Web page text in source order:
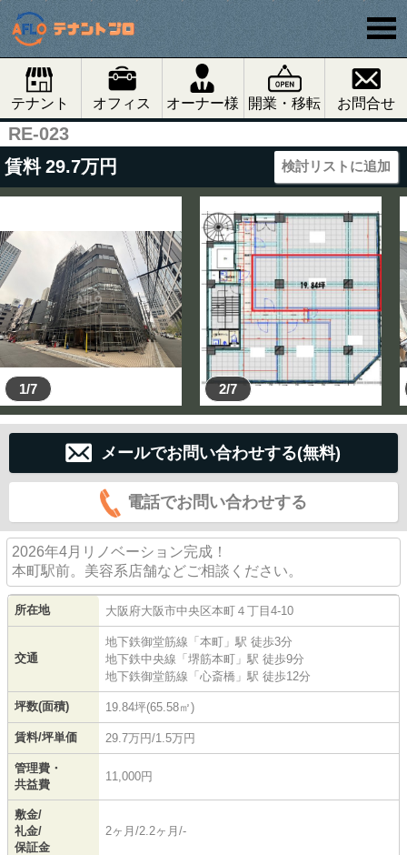
テナント オフィス オーナー様 開業・移転 お問合せ
RE-023
賃料 29.7万円 検討リストに追加
1/7 2/7
メールでお問い合わせする(無料)
電話でお問い合わせする
2026年4月リノベーション完成！
本町駅前。美容系店舗などご相談ください。
所在地 大阪府大阪市中央区本町 ４丁目4-10
交通
地下鉄御堂筋線 「本町 」駅 徒歩3分
地下鉄中央線 「堺筋本町 」駅 徒歩9分
地下鉄御堂筋線 「心斎橋 」駅 徒歩12分
坪数(面積) 19.84坪(65.58㎡)
賃料/坪単価 29.7万円/1.5万円
管理費・
共益費
11,000円
敷金/
礼金/
保証金
2ヶ月/2.2ヶ月/-